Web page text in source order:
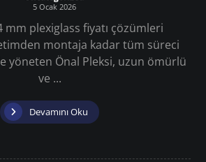
5 Ocak 2026
mm plexiglass fiyatı çözümleri
montaja kadar tüm süreci
yöneten Önal Pleksi, uzun ömürlü
ve ...
Devamını Oku